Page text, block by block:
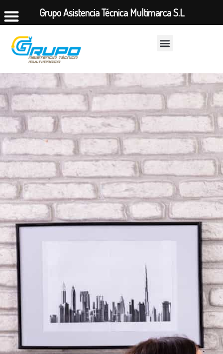
Grupo Asistencia Técnica Multimarca S.L